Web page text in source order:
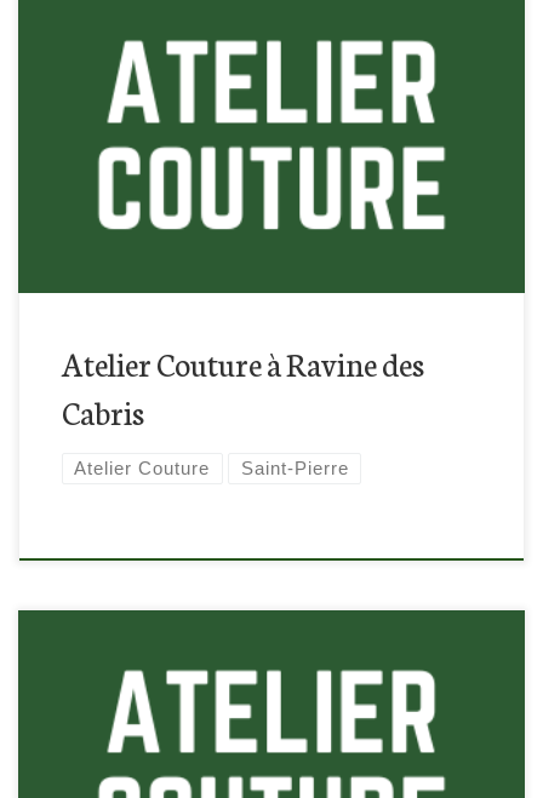
Retrouvez-nous à la Ravines des Cabris à Saint-Pierre pour
cette atelier couture !
Atelier Couture à Ravine des
Cabris
Atelier Couture Saint-Pierre
Retrouvez-nous à la Ravines des Cabris à Saint-Pierre pour
cette atelier couture !